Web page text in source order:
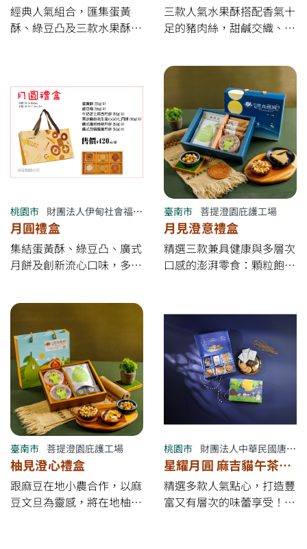
經典人氣組合，匯集蛋黃
酥、綠豆凸及三款水果酥，
8/16 *&quot;完成訂購付款
&quot;* 享9折 ✔ 8/17～中
秋節9/11前享95折 ✔ 大量
訂購另有專案優惠 ※ *優惠
以「完成下訂付款日」為準
* ✔ 滿4000元免運費
三款人氣水果酥搭配香氣十
足的豬肉絲，甜鹹交織、層
促銷優惠】 ✔ 7/17～8/16
*&quot;完成訂購付款
&quot;* 享9折 ✔ 8/17～中
秋節9/11前享95折 ✔ 大量
訂購另有專案優惠 ※ *優惠
以「完成下訂付款日」為準
* ✔ 滿4000元免運費
桃園市 財團法人伊甸社會福利基金會附設伊甸烘焙咖啡屋
月圓禮盒
集結蛋黃酥、綠豆凸、廣式
月餅及創新流心口味，多元
銷優惠】 ✔ 7/17～8/16
*&quot;完成訂購付款
&quot;* 享9折 ✔ 8/17～中
秋節9/11前享95折 ✔ 大量
訂購另有專案優惠 ※ *優惠
以「完成下訂付款日」為準
* ✔ 滿4000元免運費
臺南市 菩提澄園庇護工場
月見澄意禮盒
精選三款兼具健康與多層次
口感的澎湃零食：顆粒飽滿
蜜柚子爆米花，將在地柚香
融入甜蜜裹糖，香脆涮嘴；
以及富含營養的黑芝麻藜麥
豆奶酥，濃郁芝麻伴隨豆
香，扎實酥脆。 每一口都
是庇護學員的真摯「澄
意」，是您今年中秋一邊賞
月、一邊暢聊的完美良伴！
臺南市 菩提澄園庇護工場
柚見澄心禮盒
跟麻豆在地小農合作，以麻
豆文旦為靈感，將在地柚香
桃園市 財團法人中華民國唐氏症基金會附設愛不囉嗦長庚庇護商店
星耀月圓 麻吉貓午茶禮
盒
精選多款人氣點心，打造豐
富又有層次的味蕾享受！